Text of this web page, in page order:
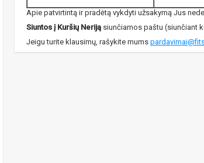
Apie patvirtintą ir pradėtą vykdyti užsakymą Jus
Siuntos į Kuršių Neriją siunčiamos paštu (siunčiant
Jeigu turite klausimų, rašykite mums